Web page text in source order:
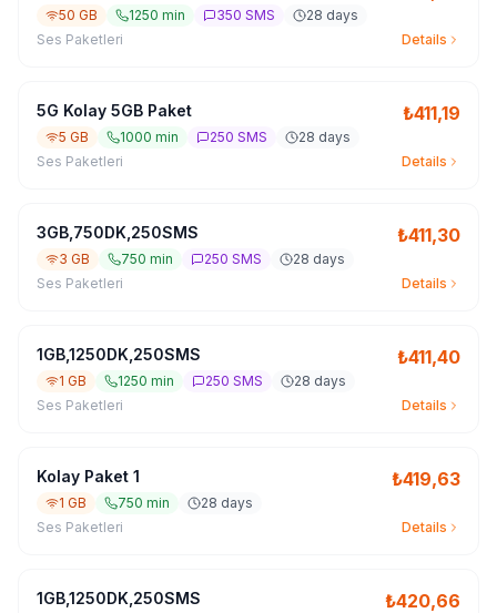
50 GB 1250 min 350 SMS
28 days
Ses Paketleri
Details
5G Kolay 5GB Paket ₺411,19
5 GB 1000 min 250 SMS
28 days
Ses Paketleri
Details
3GB,750DK,250SMS ₺411,30
3 GB 750 min 250 SMS
28 days
Ses Paketleri
Details
1GB,1250DK,250SMS ₺411,40
1 GB 1250 min 250 SMS
28 days
Ses Paketleri
Details
Kolay Paket 1 ₺419,63
1 GB 750 min
28 days
Ses Paketleri
Details
1GB,1250DK,250SMS ₺420,66